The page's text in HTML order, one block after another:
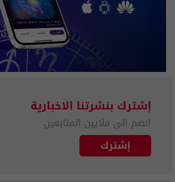
إشترك بنشرتنا الاخبارية
انضم الى ملايين المتابعين
إشترك